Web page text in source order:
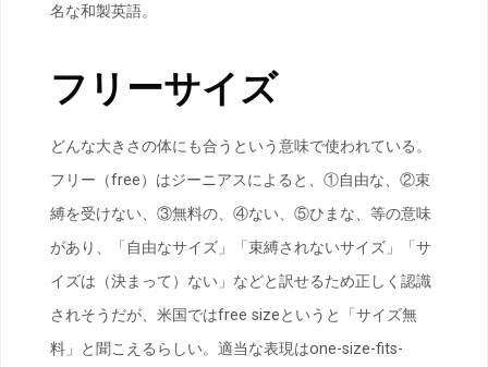
名な和製英語。
フリーサイズ
どんな大きさの体にも合うという意味で使われている。
フリー（free）はジーニアスによると、①自由な、②束
縛を受けない、③無料の、④ない、⑤ひまな、等の意味
があり、「自由なサイズ」「束縛されないサイズ」「サ
イズは（決まって）ない」などと訳せるため正しく認識
されそうだが、米国ではfree sizeというと「サイズ無
料」と聞こえるらしい。適当な表現はone-size-fits-